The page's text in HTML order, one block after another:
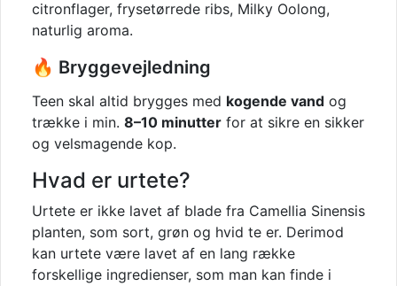
citronflager, frysetørrede ribs, Milky Oolong,
naturlig aroma.
🔥 Bryggevejledning
Teen skal altid brygges med kogende vand og
trække i min. 8–10 minutter for at sikre en sikker
og velsmagende kop.
Hvad er urtete?
Urtete er ikke lavet af blade fra Camellia Sinensis
planten, som sort, grøn og hvid te er. Derimod
kan urtete være lavet af en lang række
forskellige ingredienser, som man kan finde i